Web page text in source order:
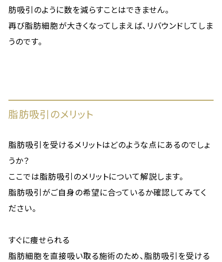
肪吸引のように数を減らすことはできません。
再び脂肪細胞が大きくなってしまえば、リバウンドしてしま
うのです。
脂肪吸引のメリット
脂肪吸引を受けるメリットはどのような点にあるのでしょ
うか？
ここでは脂肪吸引のメリットについて解説します。
脂肪吸引がご自身の希望に合っているか確認してみてく
ださい。
すぐに痩せられる
脂肪細胞を直接吸い取る施術のため、脂肪吸引を受ける